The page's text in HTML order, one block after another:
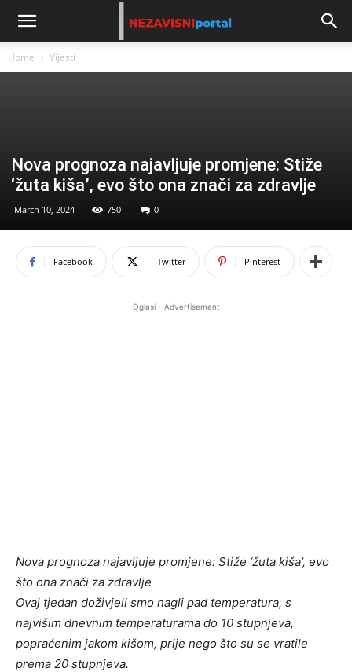
Home Vijesti
Nova prognoza najavljuje promjene: Stiže
‘žuta kiša’, evo što ona znači za zdravlje
March 10, 2024 750 0
Facebook Twitter Pinterest
Oglasi - Advertisement
Nova prognoza najavljuje promjene: Stiže ‘žuta kiša’, evo
što ona znači za zdravlje
Ovaj tjedan doživjeli smo nagli pad temperatura, s
najvišim dnevnim temperaturama do 10 stupnjeva,
popraćenim jakom kišom, prije nego što su se vratile
prema 20 stupnjeva.